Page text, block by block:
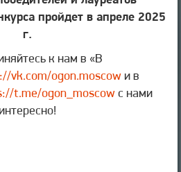
пройдет в апреле 2025
г.
к нам в «В
vk.com/ogon.moscow и в
t.me/ogon_moscowс нами
интересно!